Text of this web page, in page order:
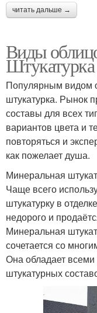
читать дальше →
Виды
Популярным видом
штукатурка. Рынок
составы для всех
вариантов цвета и
повторяться и
как пожелает душа.
Минеральная
Чаще всего
штукатурку в
недорого и
Минеральная
сочетается со
Она обладает
штукатурных